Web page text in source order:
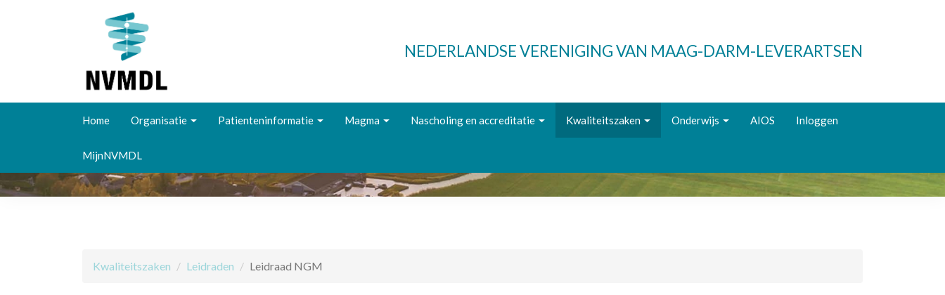
en
inhoud
gaan
NEDERLANDSE VERENIGING VAN MAAG-DARM-LEVERARTSEN
Home Organisatie Patienteninformatie Magma Nascholing en accreditatie Kwaliteitszaken Onderwijs AIOS Inloggen
MijnNVMDL
Kwaliteitszaken Leidraden Leidraad NGM